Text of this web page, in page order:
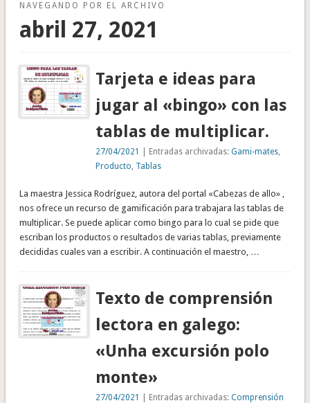
NAVEGANDO POR EL ARCHIVO
abril 27, 2021
Tarjeta e ideas para
jugar al «bingo» con las
tablas de multiplicar.
27/04/2021 | Entradas archivadas:Gami-mates
Producto Tablas
La maestra Jessica Rodríguez, autora del portal «Cabezas de allo» ,
nos ofrece un recurso de gamificación para trabajara las tablas de
multiplicar. Se puede aplicar como bingo para lo cual se pide que
escriban los productos o resultados de varias tablas, previamente
decididas cuales van a escribir. A continuación el maestro, …
Texto de comprensión
lectora en galego:
«Unha excursión polo
monte»
27/04/2021 | Entradas archivadas:Comprensión